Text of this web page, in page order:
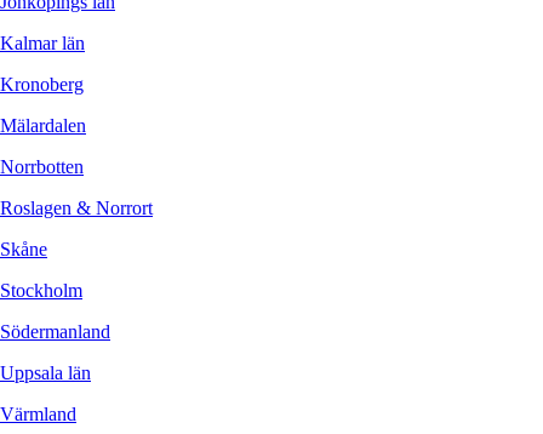
Kalmar län
Kronoberg
Mälardalen
Norrbotten
Roslagen & Norrort
Skåne
Stockholm
Södermanland
Uppsala län
Värmland